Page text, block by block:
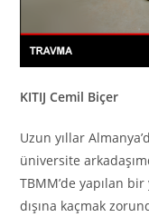
KITIJ Cemil Biçer
Uzun yıllar
üniversite
TBMM’de yapılan
dışına kaçmak